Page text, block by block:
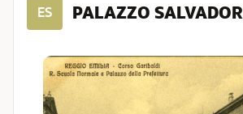
ES PALAZZO